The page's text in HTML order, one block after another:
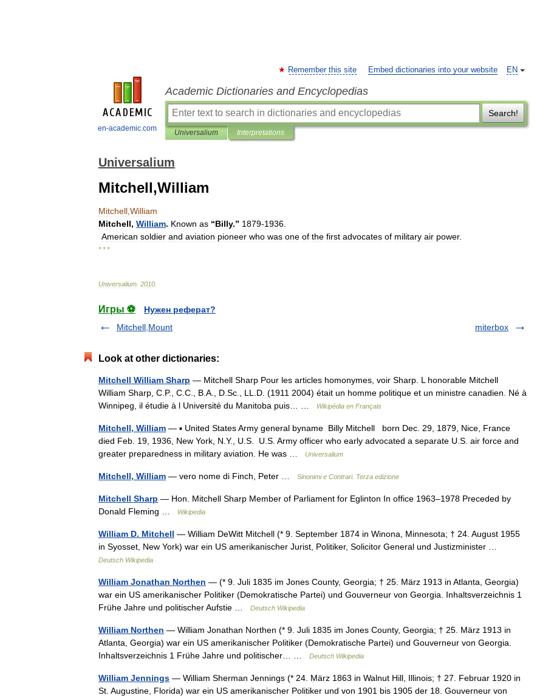
en-academic.com
EN
Remember this site Embed dictionaries into your website
Academic Dictionaries and Encyclopedias
Search!
Universalium Interpretations
Universalium
Mitchell,William
Mitchell William
Mitchell, William. Known as “Billy.” 1879-1936
American soldier and aviation pioneer who was one of the first advocates of military air power.
* * *
Universalium 2010
Игры ⚽
Нужен реферат?
Mitchell,Mount
miterbox
Look at other dictionaries:
Mitchell William Sharp — Mitchell Sharp Pour les articles homonymes, voir Sharp. L honorable Mitchell
William Sharp, C.P., C.C., B.A., D.Sc., LL.D. (1911 2004) était un homme politique et un ministre canadien. Né à
Winnipeg, il étudie à l Université du Manitoba puis… …
Wikipédia en Français
Mitchell, William — ▪ United States Army general byname Billy Mitchell born Dec. 29, 1879, Nice, France
died Feb. 19, 1936, New York, N.Y., U.S. U.S. Army officer who early advocated a separate U.S. air force and
greater preparedness in military aviation. He was …
Universalium
Mitchell, William — vero nome di Finch, Peter … Sinonimi e Contrari. Terza edizione
Mitchell Sharp — Hon. Mitchell Sharp Member of Parliament for Eglinton In office 1963–1978 Preceded by
Donald Fleming …
Wikipedia
William D. Mitchell — William DeWitt Mitchell (* 9. September 1874 in Winona, Minnesota; † 24. August 1955
in Syosset, New York) war ein US amerikanischer Jurist, Politiker, Solicitor General und Justizminister …
Deutsch Wikipedia
William Jonathan Northen — (* 9. Juli 1835 im Jones County, Georgia; † 25. März 1913 in Atlanta, Georgia)
war ein US amerikanischer Politiker (Demokratische Partei) und Gouverneur von Georgia. Inhaltsverzeichnis 1
Frühe Jahre und politischer Aufstie …
Deutsch Wikipedia
William Northen — William Jonathan Northen (* 9. Juli 1835 im Jones County, Georgia; † 25. März 1913 in
Atlanta, Georgia) war ein US amerikanischer Politiker (Demokratische Partei) und Gouverneur von Georgia.
Inhaltsverzeichnis 1 Frühe Jahre und politischer… …
Deutsch Wikipedia
William Jennings — William Sherman Jennings (* 24. März 1863 in Walnut Hill, Illinois; † 27. Februar 1920 in
St. Augustine, Florida) war ein US amerikanischer Politiker und von 1901 bis 1905 der 18. Gouverneur von